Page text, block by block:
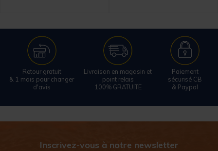
Retour gratuit
& 1 mois pour changer
d'avis
Livraison en magasin et
point relais
100% GRATUITE
Paiement
sécurisé CB
& Paypal
Inscrivez-vous à notre newsletter